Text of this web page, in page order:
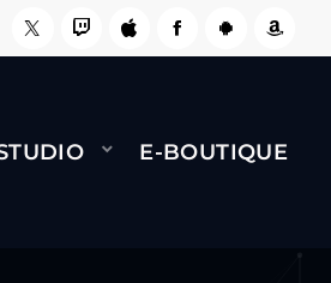
BERNARD MINET - FLY
E-BOUTIQUE